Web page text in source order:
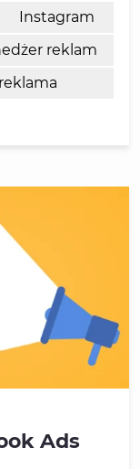
Instagram
reklam
reklama
Ads